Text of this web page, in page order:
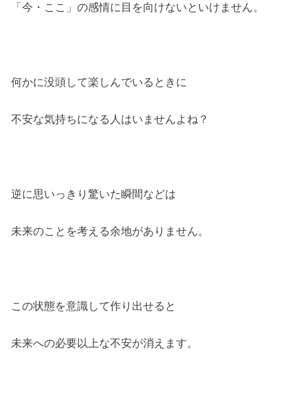
「今・ここ」の感情に目を向けないといけません。
何かに没頭して楽しんでいるときに
不安な気持ちになる人はいませんよね？
逆に思いっきり驚いた瞬間などは
未来のことを考える余地がありません。
この状態を意識して作り出せると
未来への必要以上な不安が消えます。